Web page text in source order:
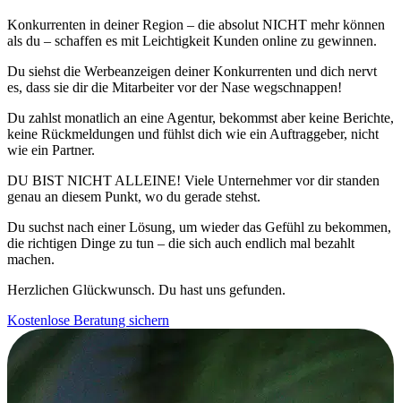
Konkurrenten in deiner Region – die absolut NICHT mehr können
als du – schaffen es mitLeichtigkeit Kunden online zu gewinnen.
Du siehst die Werbeanzeigen deiner Konkurrenten und dich nervt
es, dass sie dir die Mitarbeiter vor der Nase wegschnappen!
Du zahlst monatlich an eine Agentur, bekommst aber keine Berichte,
keine Rückmeldungen und fühlst dich wie ein Auftraggeber, nicht
wie ein Partner.
DU BIST NICHT ALLEINE! Viele Unternehmervor dir standen
genau an diesem Punkt, wo du gerade stehst.
Du suchst nach einer Lösung, um wieder das Gefühl zu bekommen,
die richtigen Dinge zu tun – die sich auch endlich mal bezahlt
machen.
Herzlichen Glückwunsch. Du hast uns gefunden.
Kostenlose Beratung sichern